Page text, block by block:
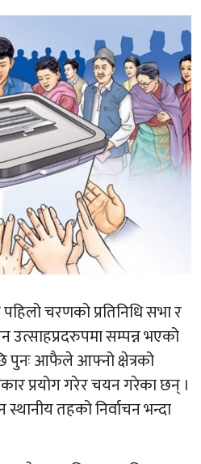
चरणको प्रतिनिधि सभा र
उत्साहप्रदरुपमा सम्पन्न भएको
पुनः आफैले आफ्नो क्षेत्रको
प्रयोग गरेर चयन गरेका छन् ।
तहको निर्वाचन भन्दा